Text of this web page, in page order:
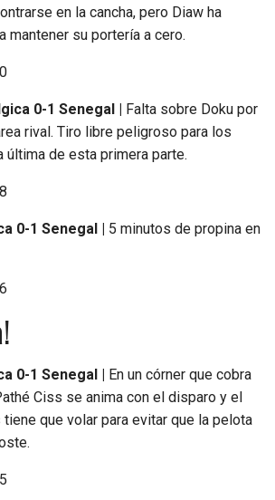
en la cancha, pero Diaw ha
mantener su portería a cero.
0-1 Senegal |
Falta sobre Doku por
rival. Tiro libre peligroso para los
última de esta primera parte.
0-1 Senegal |
5 minutos de propina en
0-1 Senegal |
En un córner que cobra
Ciss se anima con el disparo y el
que volar para evitar que la pelota